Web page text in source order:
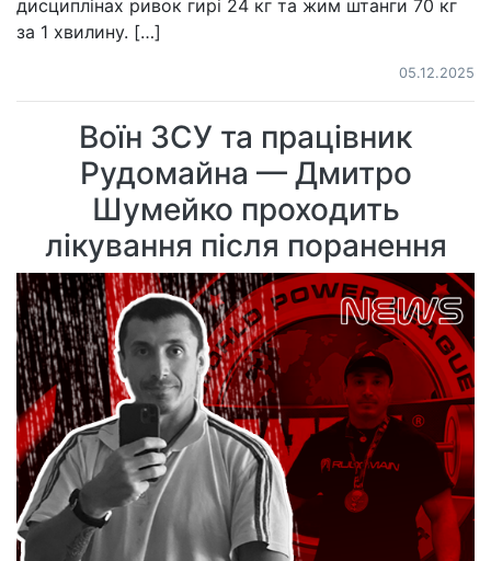
дисциплінах ривок гирі 24 кг та жим штанги 70 кг
за 1 хвилину. […]
05.12.2025
Воїн ЗСУ та працівник
Рудомайна — Дмитро
Шумейко проходить
лікування після поранення